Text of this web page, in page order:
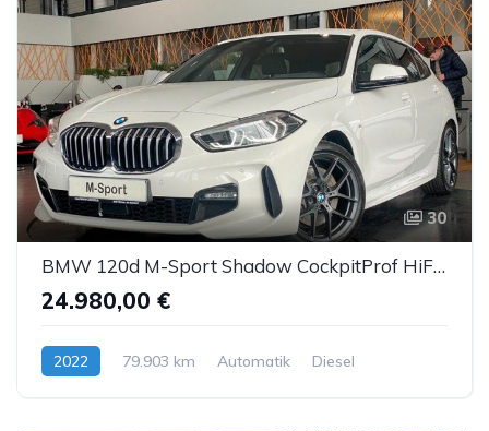
30
BMW 120d M-Sport Shadow CockpitProf HiFi Sitzhzg AHK
24.980,00 €
2022 79.903 km Automatik Diesel